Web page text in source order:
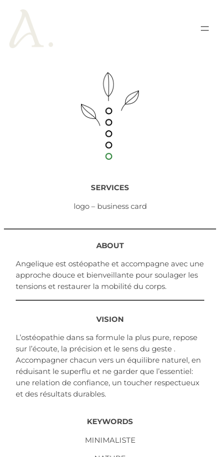
SERVICES
logo – business card
ABOUT
Angelique est ostéopathe et accompagne avec une
approche douce et bienveillante pour soulager les
tensions et restaurer la mobilité du corps.
VISION
L’ostéopathie dans sa formule la plus pure, repose
sur l’écoute, la précision et le sens du geste .
Accompagner chacun vers un équilibre naturel, en
réduisant le superflu et ne garder que l’essentiel:
une relation de confiance, un toucher respectueux
et des résultats durables.
KEYWORDS
MINIMALISTE